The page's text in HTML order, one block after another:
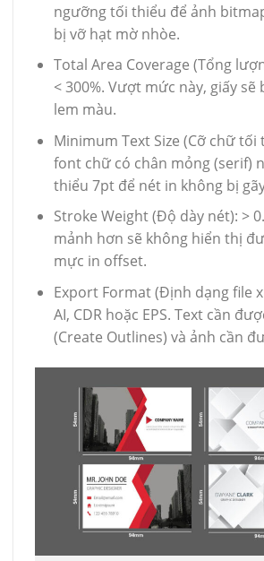
ngưỡng tối thiểu để ảnh
bị vỡ hạt mờ nhòe.
Total Area Coverage (Tổng
< 300%. Vượt mức này, giấy sẽ
lem màu.
Minimum Text Size (Cỡ chữ tối
font chữ có chân mỏng (serif)
thiểu 7pt để nét in không bị
Stroke Weight (Độ dày nét): >
mảnh hơn sẽ không hiển thị
mực in offset.
Export Format (Định dạng file
AI, CDR hoặc EPS. Text cần
(Create Outlines) và ảnh cần